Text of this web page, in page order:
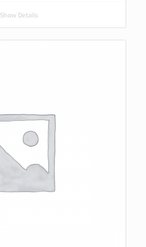
Show Details